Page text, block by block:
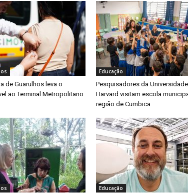
de Guarulhos leva o
ao Terminal Metropolitano
Educação
Pesquisadores da Universidade
Harvard visitam escola
região de Cumbica
Educação